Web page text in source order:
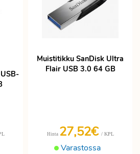
Muistitikku SanDisk Ultra
Flair USB 3.0 64 GB
Varastossa
Hinta 27,52€ / KPL